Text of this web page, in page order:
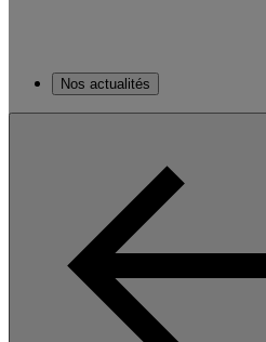
Nos actualités